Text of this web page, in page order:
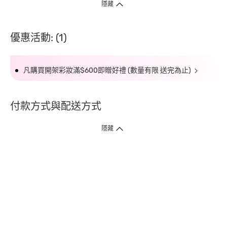
隱藏
優惠活動: (1)
凡購買開架彩妝滿$600即贈好禮 (數量有限 送完為止)
付款方式與配送方式
隱藏